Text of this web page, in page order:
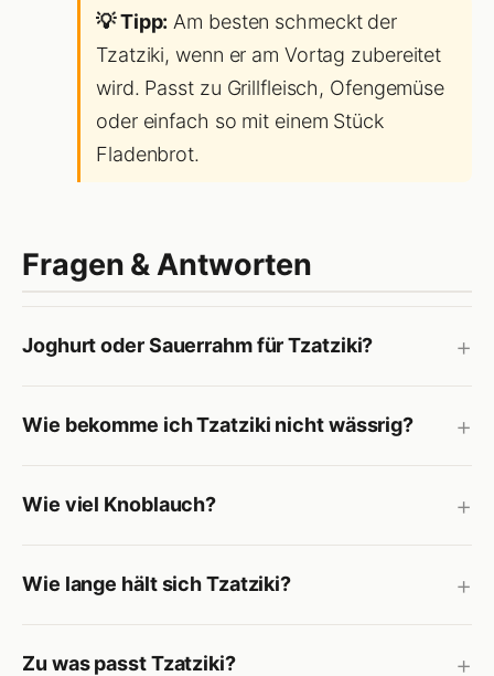
💡 Tipp: Am besten schmeckt der
Tzatziki, wenn er am Vortag zubereitet
wird. Passt zu Grillfleisch, Ofengemüse
oder einfach so mit einem Stück
Fladenbrot.
Fragen & Antworten
Joghurt oder Sauerrahm für Tzatziki?
Wie bekomme ich Tzatziki nicht wässrig?
Wie viel Knoblauch?
Wie lange hält sich Tzatziki?
Zu was passt Tzatziki?